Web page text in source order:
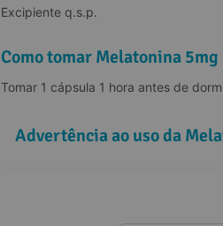
Excipiente q.s.p.
Como tomar Melatonina 5mg
Tomar 1 cápsula 1 hora antes de
Advertência ao uso da